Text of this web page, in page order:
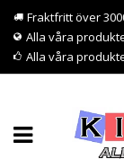
Fraktfritt över
Alla våra
Alla våra